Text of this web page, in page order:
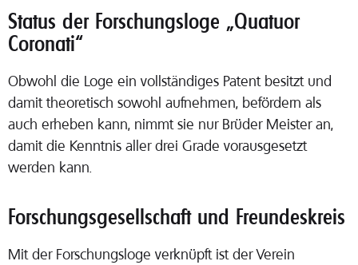
Status der Forschungsloge „Quatuor
Coronati“
Obwohl die Loge ein vollständiges Patent besitzt und
damit theoretisch sowohl aufnehmen, befördern als
auch erheben kann, nimmt sie nur Brüder Meister an,
damit die Kenntnis aller drei Grade vorausgesetzt
werden kann.
Forschungsgesellschaft und Freundeskreis
Mit der Forschungsloge verknüpft ist der Verein